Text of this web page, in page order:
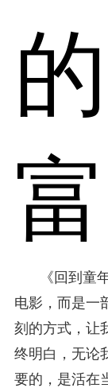
富
《回到童
电影，而是一
刻的方式，让
终明白，无论
要的，是活在